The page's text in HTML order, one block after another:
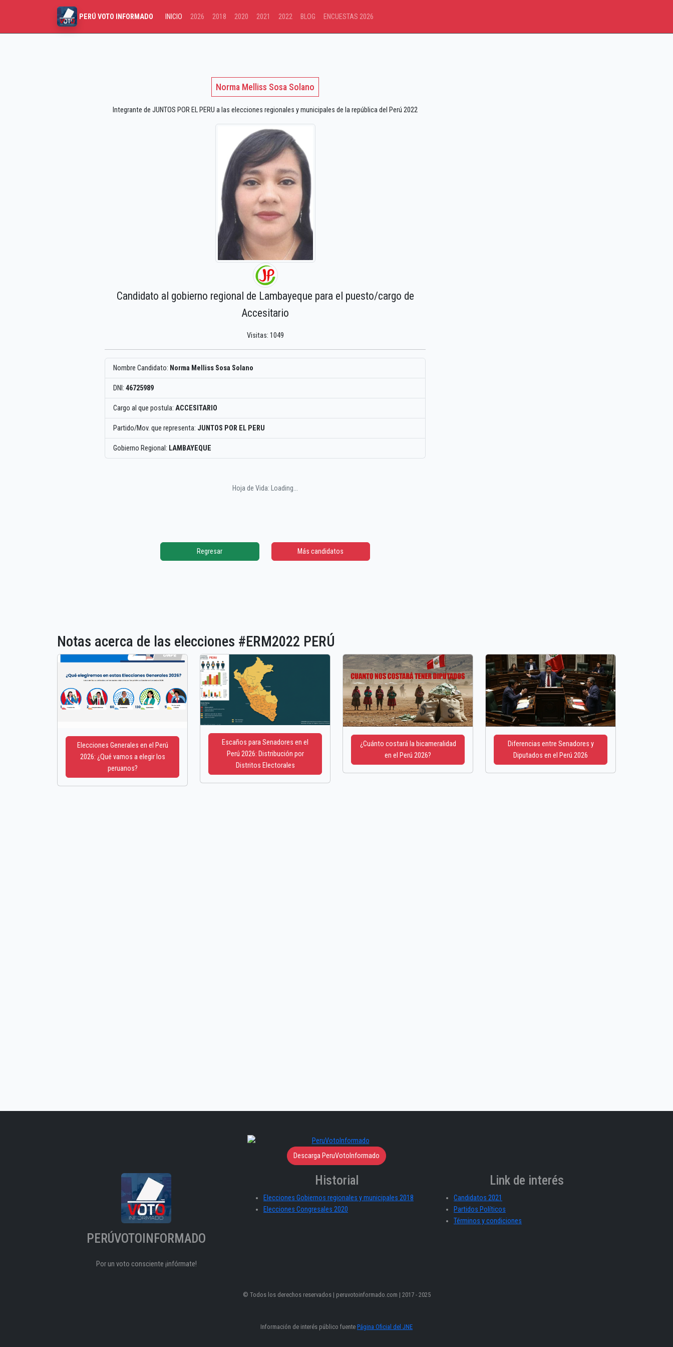
PERÚ VOTO INFORMADO INICIO 2026 2018 2020 2021 2022 BLOG ENCUESTAS 2026
Norma Melliss Sosa Solano
Integrante de JUNTOS POR EL PERU a las elecciones regionales y municipales de la república del Perú 2022
Candidato al gobierno regional de Lambayeque para el puesto/cargo de
Accesitario
Visitas: 1049
Nombre Candidato: Norma Melliss Sosa Solano
DNI: 46725989
Cargo al que postula: ACCESITARIO
Partido/Mov. que representa: JUNTOS POR EL PERU
Gobierno Regional: LAMBAYEQUE
Hoja de Vida: Loading...
Regresar Más candidatos
Notas acerca de las elecciones #ERM2022 PERÚ
Elecciones Generales en el Perú
2026: ¿Qué vamos a elegir los
peruanos?
Escaños para Senadores en el
Perú 2026: Distribución por
Distritos Electorales
¿Cuánto costará la bicameralidad
en el Perú 2026?
Diferencias entre Senadores y
Diputados en el Perú 2026
Descarga PeruVotoInformado
PERÚVOTOINFORMADO
Por un voto consciente ¡infórmate!
Historial
Elecciones Gobiernos regionales y municipales 2018
Elecciones Congresales 2020
Link de interés
Candidatos 2021
Partidos Políticos
Términos y condiciones
© Todos los derechos reservados | peruvotoinformado.com | 2017 - 2025
Información de interés público fuente Página Oficial del JNE